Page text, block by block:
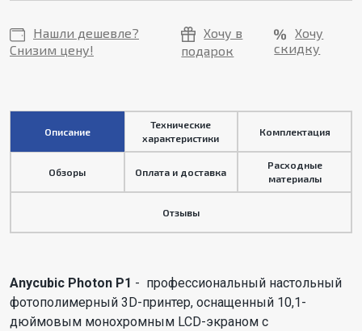
Нашли дешевле?
Снизим цену!
Хочу в
подарок
Хочу
скидку
Описание
Технические
характеристики
Комплектация
Обзоры Оплата и доставка
Расходные
материалы
Отзывы
Anycubic Photon P1 - профессиональный настольный
фотополимерный 3D-принтер, оснащенный 10,1-
дюймовым монохромным LCD-экраном с